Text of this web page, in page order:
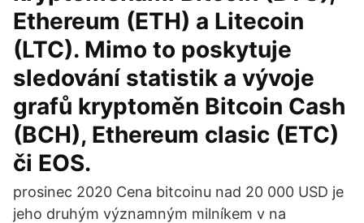
Ethereum (ETH) a Litecoin
(LTC). Mimo to poskytuje
sledování statistik a vývoje
grafů kryptoměn Bitcoin Cash
(BCH), Ethereum clasic (ETC)
či EOS.
prosinec 2020 Cena bitcoinu nad 20 000 USD je
jeho druhým významným milníkem v na